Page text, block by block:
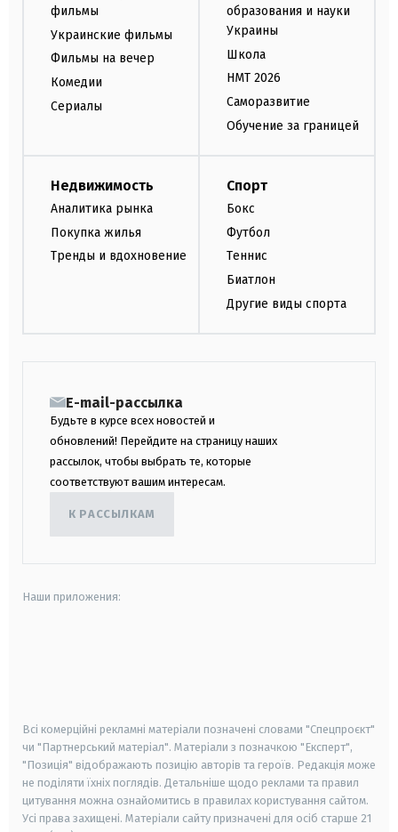
фильмы
Украинские фильмы
Фильмы на вечер
Комедии
Сериалы
образования и науки
Украины
Школа
НМТ 2026
Саморазвитие
Обучение за границей
Недвижимость
Аналитика рынка
Покупка жилья
Тренды и вдохновение
Спорт
Бокс
Футбол
Теннис
Биатлон
Другие виды спорта
E-mail-рассылка
Будьте в курсе всех новостей и
обновлений! Перейдите на страницу наших
рассылок, чтобы выбрать те, которые
соответствуют вашим интересам.
К РАССЫЛКАМ
Наши приложения:
Всі комерційні рекламні матеріали позначені словами "Спецпроєкт"
чи "Партнерський матеріал". Матеріали з позначкою "Експерт",
"Позиція" відображають позицію авторів та героїв. Редакція може
не поділяти їхніх поглядів. Детальніше щодо реклами та правил
цитування можна ознайомитись в правилах користування сайтом.
Усі права захищені. Матеріали сайту призначені для осіб старше 21